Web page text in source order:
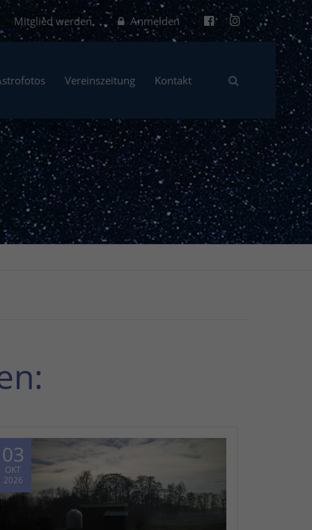
Anmelden
Mitglied werden
Vereinszeitung Kontakt
03
OKT
2026